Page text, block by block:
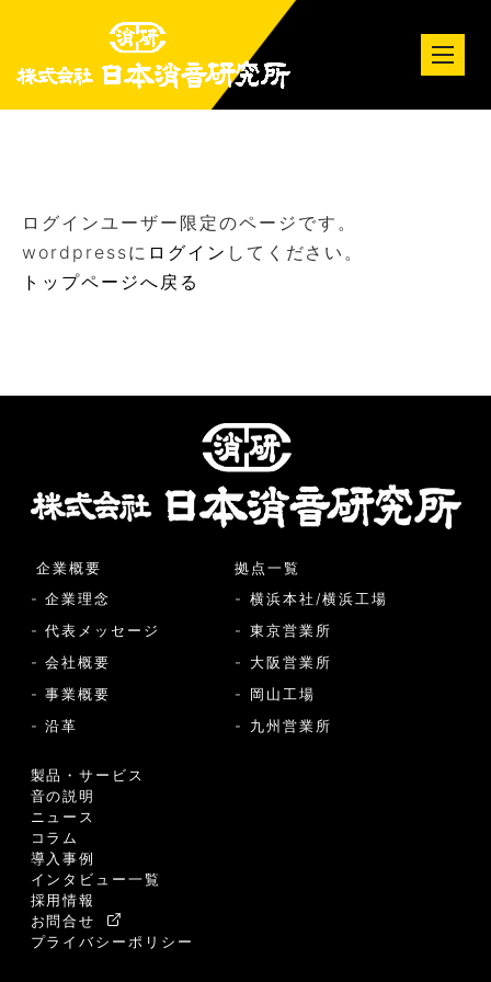
ログインユーザー限定のページです。
wordpressに ログイン してください。
トップページへ戻る
企業概要
- 企業理念
- 代表メッセージ
- 会社概要
- 事業概要
- 沿革
製品・サービス
音の説明
ニュース
コラム
導入事例
インタビュー一覧
採用情報
お問合せ
プライバシーポリシー
拠点一覧
- 横浜本社/横浜工場
- 東京営業所
- 大阪営業所
- 岡山工場
- 九州営業所